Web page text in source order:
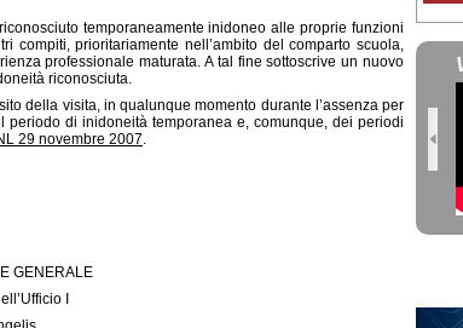
temporaneamente inidoneo alle proprie funzioni
prioritariamente nell’ambito del comparto scuola,
professionale maturata. A tal fine sottoscrive un nuovo
inidoneità riconosciuta.
della visita, in qualunque momento durante l’assenza per
di inidoneità temporanea e, comunque, dei periodi
29 novembre 2007.
I